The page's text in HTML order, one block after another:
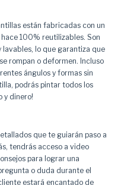
están fabricadas con un
100% reutilizables. Son
lo que garantiza que
rompan o deformen. Incluso
ángulos y formas sin
podrás pintar todos los
y dinero!
que te guiarán paso a
tendrás acceso a video
para lograr una
o duda durante el
estará encantado de